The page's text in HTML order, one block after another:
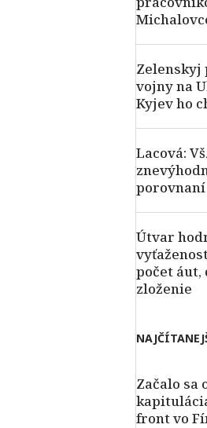
Zelenskyj
vojny na
Kyjev ho
Lacová:
Útvar
počet áut,
zloženie
Začalo sa
front vo